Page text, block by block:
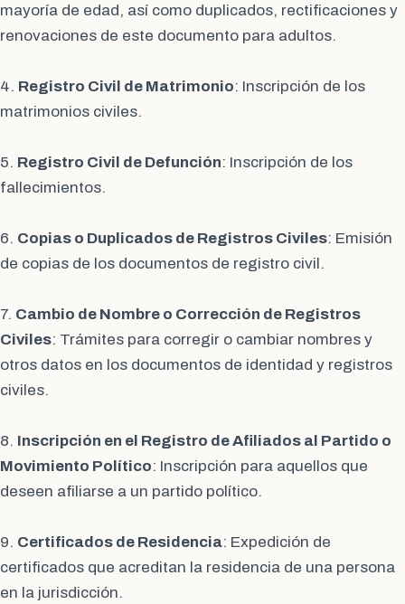
mayoría de edad, así como duplicados, rectificaciones y
renovaciones de este documento para adultos.
4. Registro Civil de Matrimonio: Inscripción de los
matrimonios civiles.
5. Registro Civil de Defunción: Inscripción de los
fallecimientos.
6. Copias o Duplicados de Registros Civiles: Emisión
de copias de los documentos de registro civil.
7. Cambio de Nombre o Corrección de Registros
Civiles: Trámites para corregir o cambiar nombres y
otros datos en los documentos de identidad y registros
civiles.
8. Inscripción en el Registro de Afiliados al Partido o
Movimiento Político: Inscripción para aquellos que
deseen afiliarse a un partido político.
9. Certificados de Residencia: Expedición de
certificados que acreditan la residencia de una persona
en la jurisdicción.